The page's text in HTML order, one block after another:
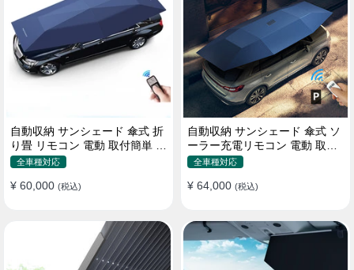
自動収納 サンシェード 傘式 折
り畳 リモコン 電動 取付簡単 汎
用 防風
全車種対応
¥ 60,000 (税込)
自動収納 サンシェード 傘式 ソ
ーラー充電リモコン 電動 取付
簡単 汎用
全車種対応
¥ 64,000 (税込)